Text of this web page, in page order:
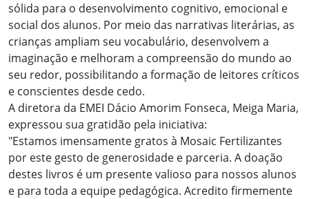
sólida para o desenvolvimento cognitivo, emocional e
social dos alunos. Por meio das narrativas literárias, as
crianças ampliam seu vocabulário, desenvolvem a
imaginação e melhoram a compreensão do mundo ao
seu redor, possibilitando a formação de leitores críticos
e conscientes desde cedo.
A diretora da EMEI Dácio Amorim Fonseca, Meiga Maria,
expressou sua gratidão pela iniciativa:
"Estamos imensamente gratos à Mosaic Fertilizantes
por este gesto de generosidade e parceria. A doação
destes livros é um presente valioso para nossos alunos
e para toda a equipe pedagógica. Acredito firmemente